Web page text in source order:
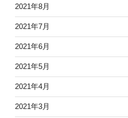
2021年8月
2021年7月
2021年6月
2021年5月
2021年4月
2021年3月